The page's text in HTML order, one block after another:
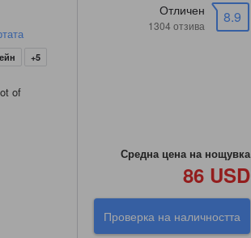
+5
of
8.9
Отличен
1304 отзива
Средна цена на нощувка
86 USD
Проверка на наличността